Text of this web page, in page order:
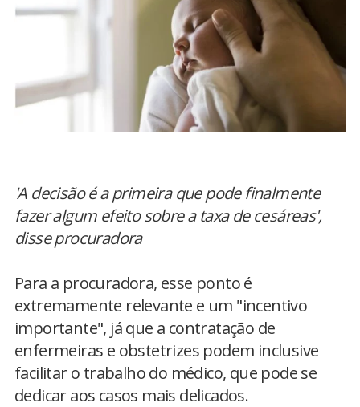
'A decisão é a primeira que pode finalmente
fazer algum efeito sobre a taxa de cesáreas',
disse procuradora
Para a procuradora, esse ponto é
extremamente relevante e um "incentivo
importante", já que a contratação de
enfermeiras e obstetrizes podem inclusive
facilitar o trabalho do médico, que pode se
dedicar aos casos mais delicados.